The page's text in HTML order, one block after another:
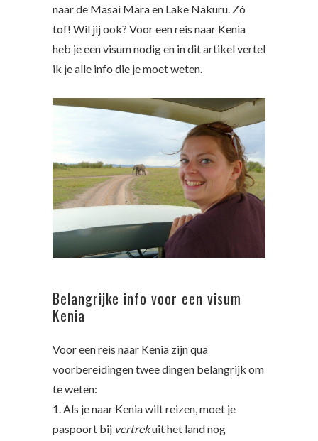
naar de Masai Mara en Lake Nakuru. Zó
tof! Wil jij ook? Voor een reis naar Kenia
heb je een visum nodig en in dit artikel vertel
ik je alle info die je moet weten.
Belangrijke info voor een visum
Kenia
Voor een reis naar Kenia zijn qua
voorbereidingen twee dingen belangrijk om
te weten:
1. Als je naar Kenia wilt reizen, moet je
paspoort bij vertrekuit het land nog